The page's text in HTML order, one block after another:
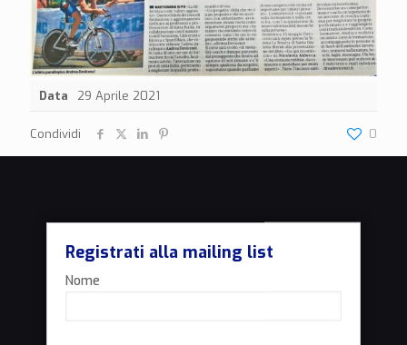
Data 29 Aprile 2021
Condividi 0
Registrati alla mailing list
Nome